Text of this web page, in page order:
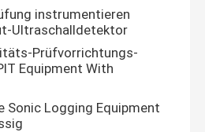
Instrumente
instrumentieren
Ultraschalldetektor
Prüfvorrichtungs-
Equipment With
Sonic Logging Equipment